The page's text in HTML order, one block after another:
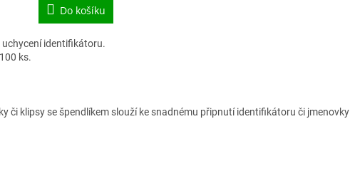
Do košíku
uchycení identifikátoru.
ks.
l
či klipsy se špendlíkem slouží ke snadnému připnutí identifikátoru či jmenovky